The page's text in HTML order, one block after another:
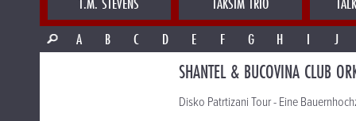
A
B C D E F G H I J
SHANTEL & BUCOVINA CLUB
Disko Patrtizani Tour - Eine